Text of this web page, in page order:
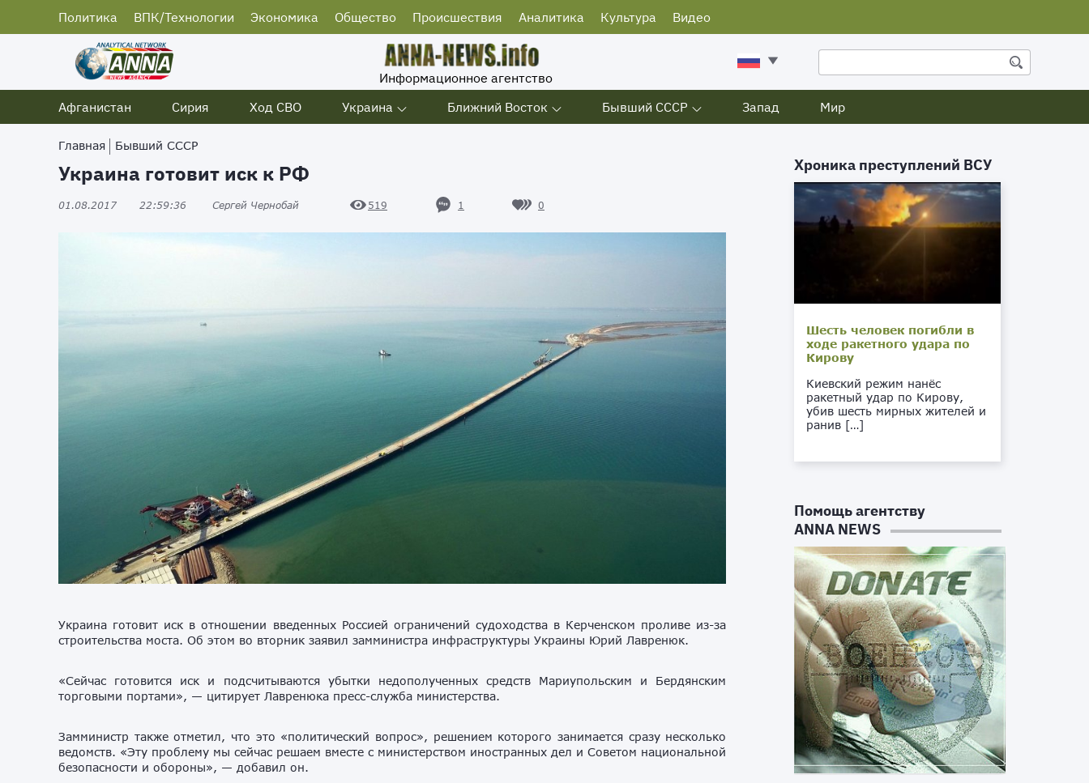
Политика ВПК/Технологии Экономика Общество Происшествия Аналитика Культура Видео
Информационное агентство
Афганистан
Сирия Ход СВО Украина Ближний Восток Бывший СССР Запад Мир
Главная Бывший СССР
Украина готовит иск к РФ
01.08.2017 22:59:36 Сергей Чернобай 519 1 0
Украина готовит иск в отношении введенных Россией ограничений судоходства в Керченском проливе из-за
строительства моста. Об этом во вторник заявил замминистра инфраструктуры Украины Юрий Лавренюк.
«Сейчас готовится иск и подсчитываются убытки недополученных средств Мариупольским и Бердянским
торговыми портами», — цитирует Лавренюка пресс-служба министерства.
Замминистр также отметил, что это «политический вопрос», решением которого занимается сразу несколько
ведомств. «Эту проблему мы сейчас решаем вместе с министерством иностранных дел и Советом национальной
безопасности и обороны», — добавил он.
Хроника преступлений ВСУ
Шесть человек погибли в
ходе ракетного удара по
Кирову
Киевский режим нанёс
ракетный удар по Кирову,
убив шесть мирных жителей и
ранив […]
Помощь агентству
ANNA NEWS